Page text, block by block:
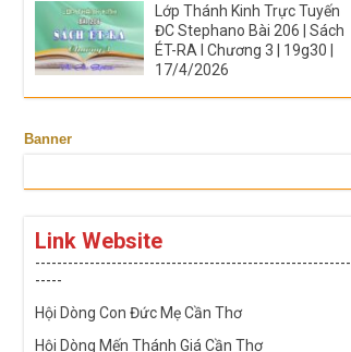
Lớp Thánh Kinh Trực Tuyến
ĐC Stephano Bài 206 | Sách
ÉT-RA I Chương 3 | 19g30 |
17/4/2026
Banner
Link Website
----------------------------------------------------------
-----
Hội Dòng Con Đức Mẹ Cần Thơ
Hội Dòng Mến Thánh Giá Cần Thơ